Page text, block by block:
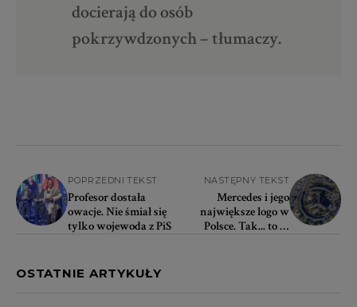
docierają do osób
pokrzywdzonych – tłumaczy.
POPRZEDNI TEKST
Profesor dostała
owacje. Nie śmiał się
tylko wojewoda z PiS
NASTĘPNY TEKST
Mercedes i jego
największe logo w
Polsce. Tak... to w
OSTATNIE ARTYKUŁY